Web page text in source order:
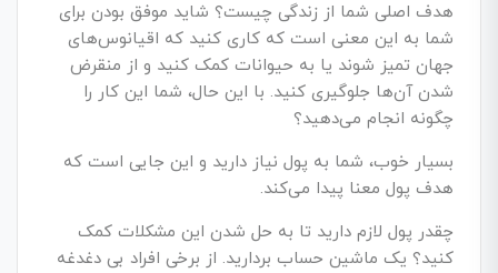
هدف اصلی شما از زندگی چیست؟ شاید موفق بودن برای
شما به این معنی است که کاری کنید که اقیانوس­‌های
جهان تمیز شوند یا به حیوانات کمک کنید و از منقرض
شدن آن‌ها جلوگیری کنید. با این حال، شما این کار را
چگونه انجام می­‌دهید؟
بسیار خوب، شما به پول نیاز دارید و این جایی است که
هدف پول معنا پیدا می­‌کند.
چقدر پول لازم دارید تا به حل شدن این مشکلات کمک
کنید؟ یک ماشین حساب بردارید. از برخی افراد بی دغدغه